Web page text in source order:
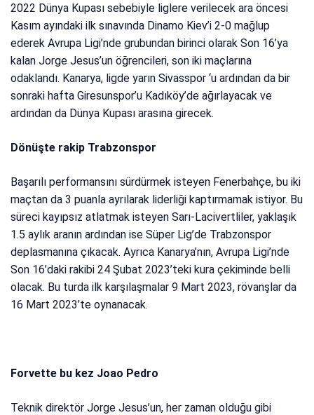
2022 Dünya Kupası sebebiyle liglere verilecek ara öncesi
Kasım ayındaki ilk sınavında Dinamo Kiev’i 2-0 mağlup
ederek Avrupa Ligi’nde grubundan birinci olarak Son 16’ya
kalan Jorge Jesus’un öğrencileri, son iki maçlarına
odaklandı. Kanarya, ligde yarın Sivasspor ‘u ardından da bir
sonraki hafta Giresunspor’u Kadıköy’de ağırlayacak ve
ardından da Dünya Kupası arasına girecek.
Dönüşte rakip Trabzonspor
Başarılı performansını sürdürmek isteyen Fenerbahçe, bu iki
maçtan da 3 puanla ayrılarak liderliği kaptırmamak istiyor. Bu
süreci kayıpsız atlatmak isteyen Sarı-Lacivertliler, yaklaşık
1.5 aylık aranın ardından ise Süper Lig’de Trabzonspor
deplasmanına çıkacak. Ayrıca Kanarya’nın, Avrupa Ligi’nde
Son 16’daki rakibi 24 Şubat 2023’teki kura çekiminde belli
olacak. Bu turda ilk karşılaşmalar 9 Mart 2023, rövanşlar da
16 Mart 2023’te oynanacak.
Forvette bu kez Joao Pedro
Teknik direktör Jorge Jesus’un, her zaman olduğu gibi